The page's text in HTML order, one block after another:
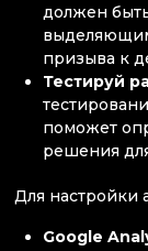
должен
призыва к
Тестируй
поможет
решения
Для настройки
Google